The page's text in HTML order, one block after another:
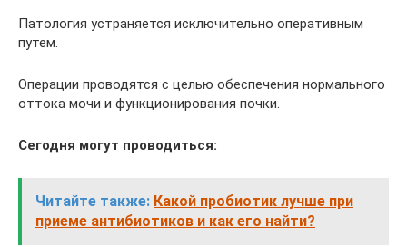
Патология устраняется исключительно оперативным
путем.
Операции проводятся с целью обеспечения нормального
оттока мочи и функционирования почки.
Сегодня могут проводиться:
Читайте также: Какой пробиотик лучше при
приеме антибиотиков и как его найти?